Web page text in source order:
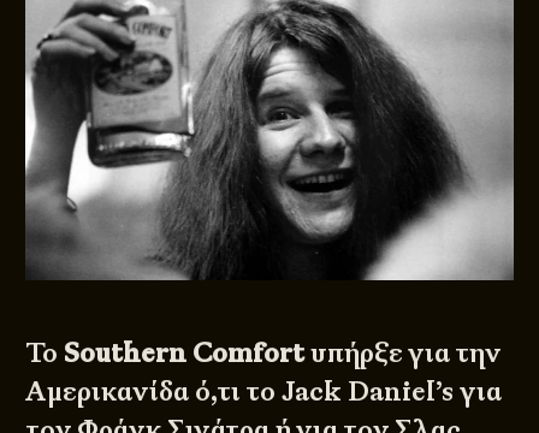
Το Southern Comfortυπήρξε για την
Αμερικανίδα ό,τι το Jack Daniel’s για